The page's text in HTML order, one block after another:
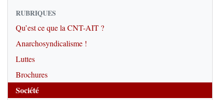
RUBRIQUES
Qu’est ce que la CNT-AIT ?
Anarchosyndicalisme !
Luttes
Brochures
Société